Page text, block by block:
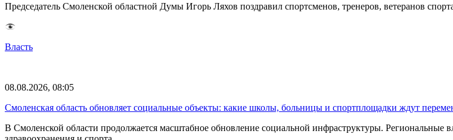
Председатель Смоленской областной Думы Игорь Ляхов поздравил спортсменов, тренеров, ветеранов
Власть
08.08.2026, 08:05
Смоленская область обновляет социальные объекты: какие школы, больницы и спортплощадки ждут
В Смоленской области продолжается масштабное обновление социальной инфраструктуры. Региональные